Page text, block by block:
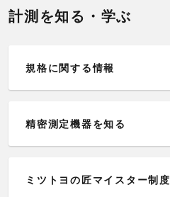
計測を知る・学ぶ
規格に関する情報
精密測定機器を知る
ミツトヨの匠マイスター制度